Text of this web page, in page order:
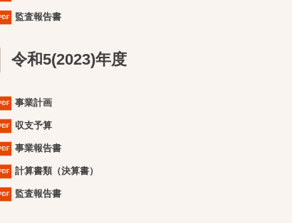
監査報告書
令和5(2023)年度
事業計画
収支予算
事業報告書
計算書類（決算書）
監査報告書